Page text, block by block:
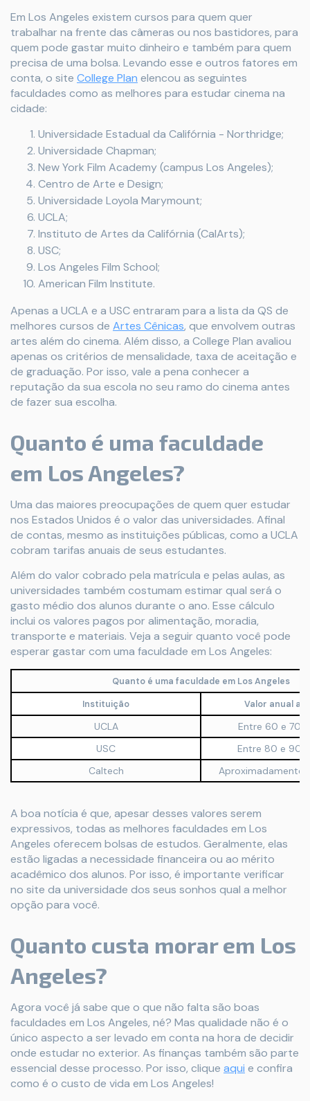
Em Los Angeles existem cursos para quem quer
trabalhar na frente das câmeras ou nos bastidores, para
quem pode gastar muito dinheiro e também para quem
precisa de uma bolsa. Levando esse e outros fatores em
conta, o site College Plan elencou as seguintes
faculdades como as melhores para estudar cinema na
cidade:
Universidade Estadual da Califórnia - Northridge;
Universidade Chapman;
New York Film Academy (campus Los Angeles);
Centro de Arte e Design;
Universidade Loyola Marymount;
UCLA;
Instituto de Artes da Califórnia (CalArts);
USC;
Los Angeles Film School;
American Film Institute.
Apenas a UCLA e a USC entraram para a lista da QS de
melhores cursos de Artes Cênicas, que envolvem outras
artes além do cinema. Além disso, a College Plan avaliou
apenas os critérios de mensalidade, taxa de aceitação e
de graduação. Por isso, vale a pena conhecer a
reputação da sua escola no seu ramo do cinema antes
de fazer sua escolha.
Quanto é uma faculdade
em Los Angeles?
Uma das maiores preocupações de quem quer estudar
nos Estados Unidos é o valor das universidades. Afinal
de contas, mesmo as instituições públicas, como a UCLA
cobram tarifas anuais de seus estudantes.
Além do valor cobrado pela matrícula e pelas aulas, as
universidades também costumam estimar qual será o
gasto médio dos alunos durante o ano. Esse cálculo
inclui os valores pagos por alimentação, moradia,
transporte e materiais. Veja a seguir quanto você pode
esperar gastar com uma faculdade em Los Angeles:
Quanto é uma faculdade em Los Angeles
Instituição Valor anual
UCLA
Entre 60 e 70
USC
Entre 80 e 90
Caltech
Aproximadamente
A boa notícia é que, apesar desses valores serem
expressivos, todas as melhores faculdades em Los
Angeles oferecem bolsas de estudos. Geralmente, elas
estão ligadas a necessidade financeira ou ao mérito
acadêmico dos alunos. Por isso, é importante verificar
no site da universidade dos seus sonhos qual a melhor
opção para você.
Quanto custa morar em Los
Angeles?
Agora você já sabe que o que não falta são boas
faculdades em Los Angeles, né? Mas qualidade não é o
único aspecto a ser levado em conta na hora de decidir
onde estudar no exterior. As finanças também são parte
essencial desse processo. Por isso, clique aqui e confira
como é o custo de vida em Los Angeles!